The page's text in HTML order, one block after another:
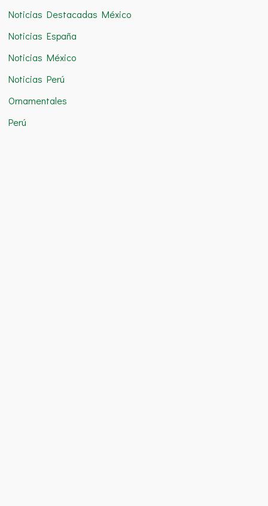
Noticias Destacadas México
Noticias España
Noticias México
Noticias Perú
Ornamentales
Perú